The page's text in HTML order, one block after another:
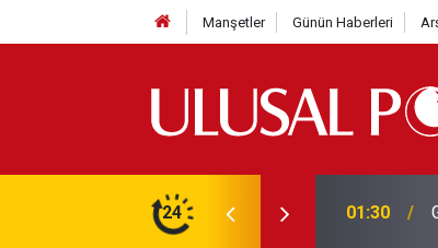
Manşetler Günün Haberleri
24
en yüksek seviyesine çıktı 01:26